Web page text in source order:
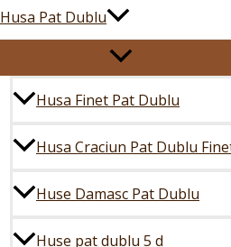
Husa Pat Dublu
Husa Finet Pat Dublu
Husa Craciun Pat Dublu
Huse Damasc Pat Dublu
Huse pat dublu 5 d